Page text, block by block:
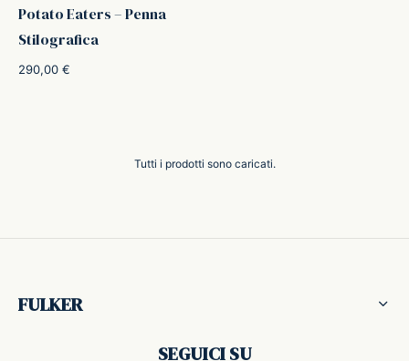
Potato Eaters – Penna
Stilografica
290,00 €
Tutti i prodotti sono caricati.
FULKER
SEGUICI SU